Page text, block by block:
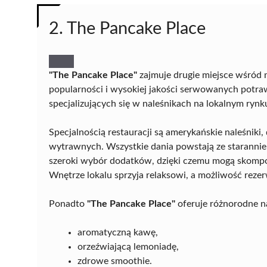
2. The Pancake Place
"The Pancake Place" zajmuje drugie miejsce wśród
popularności i wysokiej jakości serwowanych
specjalizujących się w naleśnikach na lokalnym
Specjalnością restauracji są amerykańskie
wytrawnych. Wszystkie dania powstają ze
szeroki wybór dodatków, dzięki czemu mogą
Wnętrze lokalu sprzyja relaksowi, a możliwość
Ponadto "The Pancake Place" oferuje różnorodne
aromatyczną kawę,
orzeźwiającą lemoniadę,
zdrowe smoothie.